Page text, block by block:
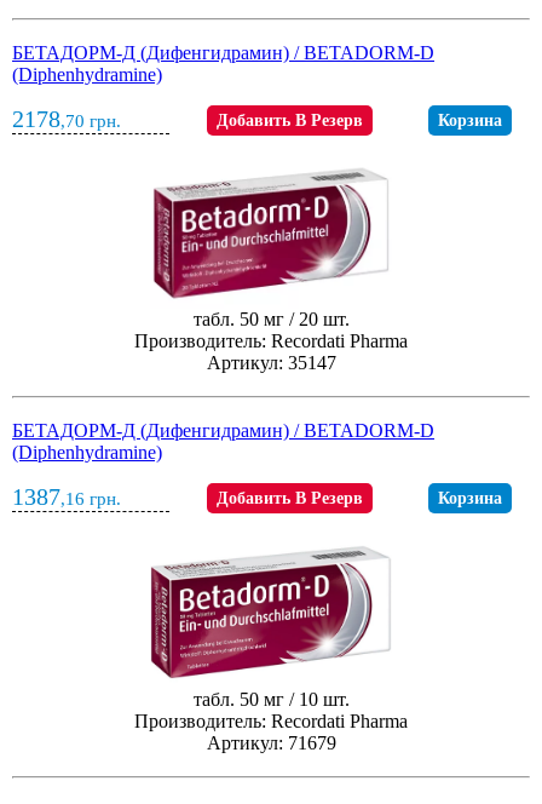
БЕТАДОРМ-Д (Дифенгидрамин) / BETADORM-D
(Diphenhydramine)
2178,70 грн. Добавить В Резерв Корзина
табл. 50 мг / 20 шт.
Производитель: Recordati Pharma
Артикул: 35147
БЕТАДОРМ-Д (Дифенгидрамин) / BETADORM-D
(Diphenhydramine)
1387,16 грн. Добавить В Резерв Корзина
табл. 50 мг / 10 шт.
Производитель: Recordati Pharma
Артикул: 71679